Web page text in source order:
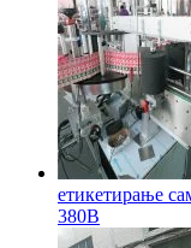
етикетирање
380В